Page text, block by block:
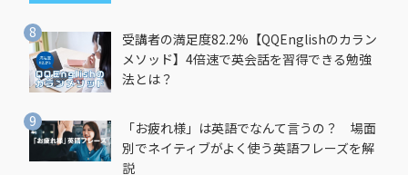
受講者の満足度82.2%【QQEnglishのカラン
メソッド】4倍速で英会話を習得できる勉強
法とは？
「お疲れ様」は英語でなんて言うの？ 場面
別でネイティブがよく使う英語フレーズを解
説